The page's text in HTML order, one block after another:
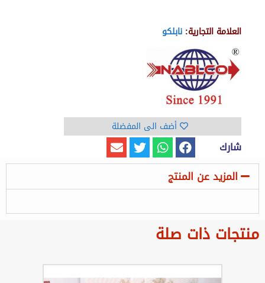
العلامة التجارية: نابلكو
أضف الى المفضلة
شارك
المزيد عن المنتج
منتجات ذات صلة